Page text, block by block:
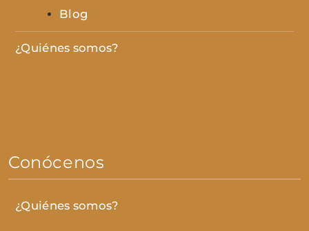
Blog
¿Quiénes somos?
Conócenos
¿Quiénes somos?